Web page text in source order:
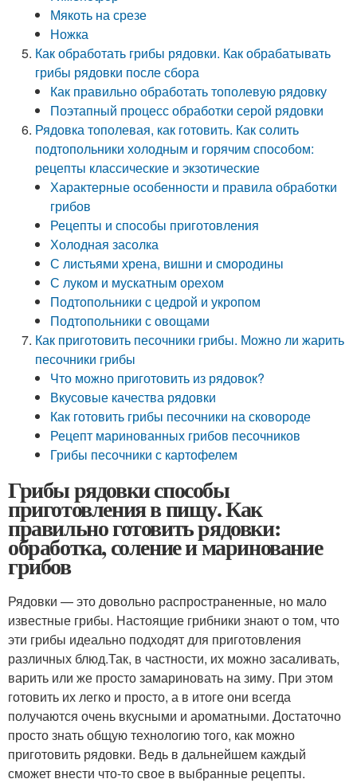
Мякоть на срезе
Ножка
Как обработать грибы рядовки. Как обрабатывать
грибы рядовки после сбора
Как правильно обработать тополевую рядовку
Поэтапный процесс обработки серой рядовки
Рядовка тополевая, как готовить. Как солить
подтопольники холодным и горячим способом:
рецепты классические и экзотические
Характерные особенности и правила обработки
грибов
Рецепты и способы приготовления
Холодная засолка
С листьями хрена, вишни и смородины
С луком и мускатным орехом
Подтопольники с цедрой и укропом
Подтопольники с овощами
Как приготовить песочники грибы. Можно ли жарить
песочники грибы
Что можно приготовить из рядовок?
Вкусовые качества рядовки
Как готовить грибы песочники на сковороде
Рецепт маринованных грибов песочников
Грибы песочники с картофелем
Грибы рядовки способы
приготовления в пищу. Как
правильно готовить рядовки:
обработка, соление и маринование
грибов
Рядовки — это довольно распространенные, но мало
известные грибы. Настоящие грибники знают о том, что
эти грибы идеально подходят для приготовления
различных блюд.Так, в частности, их можно засаливать,
варить или же просто замариновать на зиму. При этом
готовить их легко и просто, а в итоге они всегда
получаются очень вкусными и ароматными. Достаточно
просто знать общую технологию того, как можно
приготовить рядовки. Ведь в дальнейшем каждый
сможет внести что-то свое в выбранные рецепты.